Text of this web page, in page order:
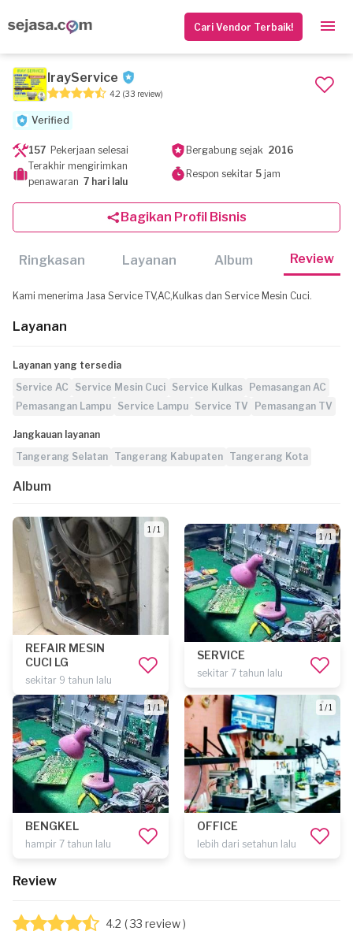
Cari Vendor Terbaik!
IrayService
4.2 (33 review)
Verified
157 Pekerjaan selesai Bergabung sejak 2016
Terakhir mengirimkan
penawaran 7 hari lalu
Respon sekitar 5jam
Bagikan Profil Bisnis
Ringkasan Layanan Album Review
Kami menerima Jasa Service TV,AC,Kulkas dan Service Mesin Cuci.
Layanan
Layanan yang tersedia
Service AC
Service Mesin Cuci Service Kulkas
Pemasangan AC
Pemasangan Lampu Service Lampu Service TV Pemasangan TV
Jangkauan layanan
Tangerang Selatan Tangerang Kabupaten Tangerang Kota
Album
1 / 1
REFAIR MESIN
CUCI LG
sekitar 9 tahun lalu
1 / 1
SERVICE
sekitar 7 tahun lalu
1 / 1
BENGKEL
hampir 7 tahun lalu
1 / 1
OFFICE
lebih dari setahun lalu
Review
4.2 ( 33 review )